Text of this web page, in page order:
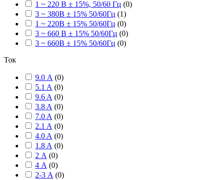
1 ~ 220 В ± 15%, 50/60 Гц (0)
3 ~ 380В ± 15% 50/60Гц (1)
1 ~ 220В ± 15% 50/60Гц (0)
3 ~ 660 В ± 15% 50/60Гц (0)
3 ~ 660В ± 15% 50/60Гц (0)
Ток
9.0 А (0)
5.1 A (0)
9.6 A (0)
3.8 A (0)
7.0 A (0)
2.1 A (0)
4.0 A (0)
1.8 A (0)
2 А (0)
4 А (0)
2-3 А (0)